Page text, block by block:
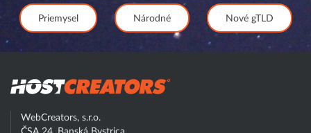
Priemysel Národné Nové gTLD
WebCreators, s.r.o.